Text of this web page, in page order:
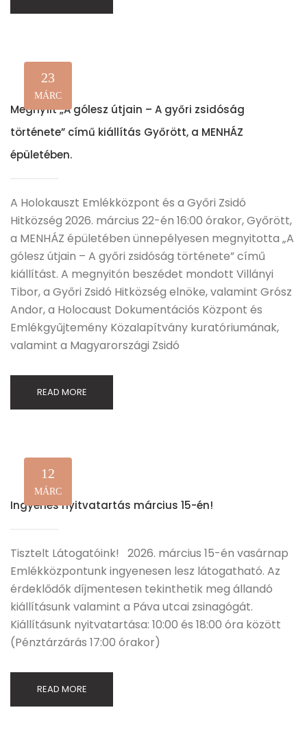
23
MÁRC
Megnyílt „A gólesz útjain – A győri zsidóság
története” című kiállítás Győrött, a MENHÁZ
épületében.
A Holokauszt Emlékközpont és a Győri Zsidó
Hitközség 2026. március 22-én 16:00 órakor, Győrött,
a MENHÁZ épületében ünnepélyesen megnyitotta „A
gólesz útjain – A győri zsidóság története” című
kiállítást. A megnyitón beszédet mondott Villányi
Tibor, a Győri Zsidó Hitközség elnöke, valamint Grósz
Andor, a Holocaust Dokumentációs Központ és
Emlékgyűjtemény Közalapítvány kuratóriumának,
valamint a Magyarországi Zsidó
READ MORE
12
MÁRC
Ingyenes nyitvatartás március 15-én!
Tisztelt Látogatóink! 2026. március 15-én vasárnap
Emlékközpontunk ingyenesen lesz látogatható. Az
érdeklődők díjmentesen tekinthetik meg állandó
kiállításunk valamint a Páva utcai zsinagógát.
Kiállításunk nyitvatartása: 10:00 és 18:00 óra között
(Pénztárzárás 17:00 órakor)
READ MORE